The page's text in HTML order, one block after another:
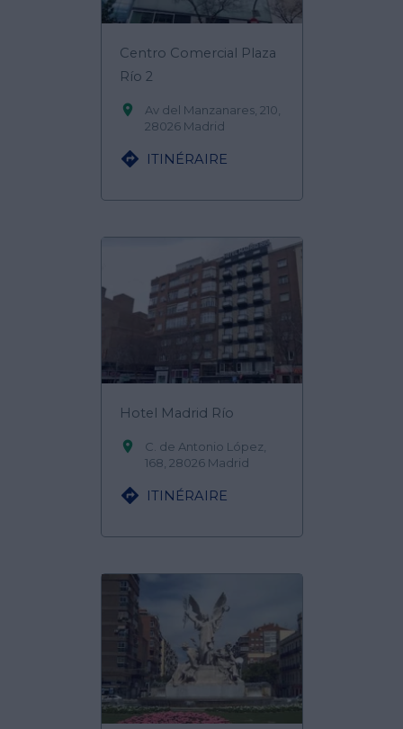
Centro Comercial Plaza
Río 2

Av del Manzanares, 210,
28026 Madrid
 ITINÉRAIRE
Hotel Madrid Río

C. de Antonio López,
168, 28026 Madrid
 ITINÉRAIRE